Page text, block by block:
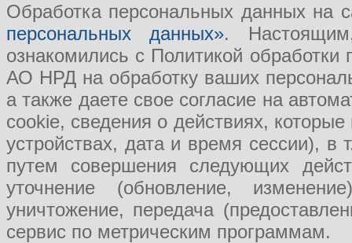
Обработка персональных данных на
персональных данных».
ознакомились с Политикой
АО НРД на обработку ваших
а также даете свое согласие на
cookie, сведения о действиях,
устройствах, дата и время сессии), в
путем совершения следующих
уточнение (обновление,
уничтожение, передача
сервис по метрическим программам.